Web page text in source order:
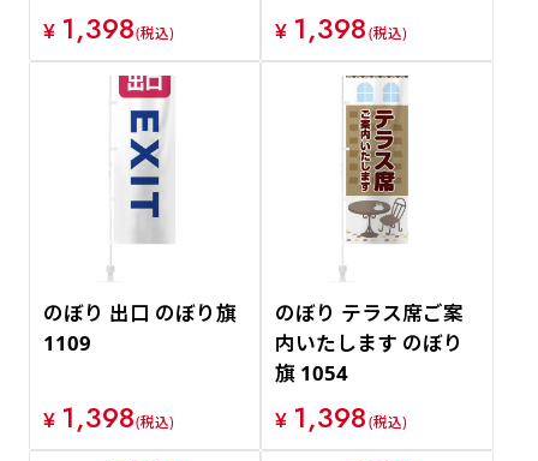
¥ 1,398(税込)
¥ 1,398(税込)
のぼり 出口 のぼり旗
1109
¥ 1,398(税込)
のぼり テラス席ご案
内いたします のぼり
旗 1054
¥ 1,398(税込)